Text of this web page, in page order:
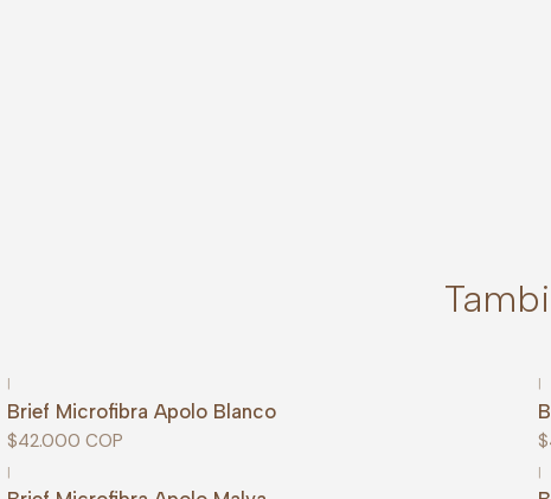
|
Brief Microfibra Apolo Blanco
$42.000 COP
|
| |